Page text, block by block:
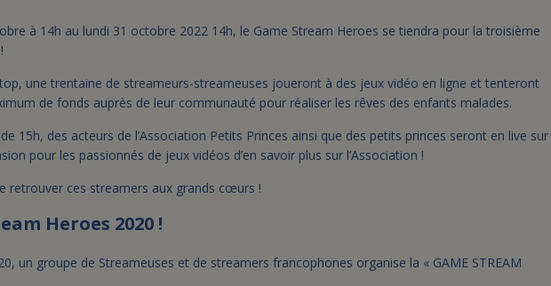
à 14h au lundi 31 octobre 2022 14h, le Game Stream Heroes se tiendra pour la troisième
une trentaine de streameurs-streameuses joueront à des jeux vidéo en ligne et tenteront
de fonds auprès de leur communauté pour réaliser les rêves des enfants malades.
15h, des acteurs de l’Association Petits Princes ainsi que des petits princes seront en live sur
pour les passionnés de jeux vidéos d’en savoir plus sur l’Association !
retrouver ces streamers aux grands cœurs !
Heroes 2020 !
un groupe de Streameuses et de streamers francophones organise la « GAME STREAM